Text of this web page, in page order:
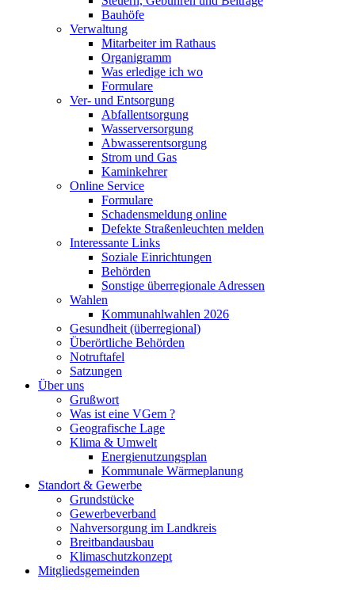
Bauhöfe
Verwaltung
Mitarbeiter im Rathaus
Organigramm
Was erledige ich wo
Formulare
Ver- und Entsorgung
Abfallentsorgung
Wasserversorgung
Abwasserentsorgung
Strom und Gas
Kaminkehrer
Online Service
Formulare
Schadensmeldung online
Defekte Straßenleuchten melden
Interessante Links
Soziale Einrichtungen
Behörden
Sonstige überregionale Adressen
Wahlen
Kommunahlwahlen 2026
Gesundheit (überregional)
Überörtliche Behörden
Notruftafel
Satzungen
Über uns
Grußwort
Was ist eine VGem ?
Geografische Lage
Klima & Umwelt
Energienutzungsplan
Kommunale Wärmeplanung
Standort & Gewerbe
Grundstücke
Gewerbeverband
Nahversorgung im Landkreis
Breitbandausbau
Klimaschutzkonzept
Mitgliedsgemeinden